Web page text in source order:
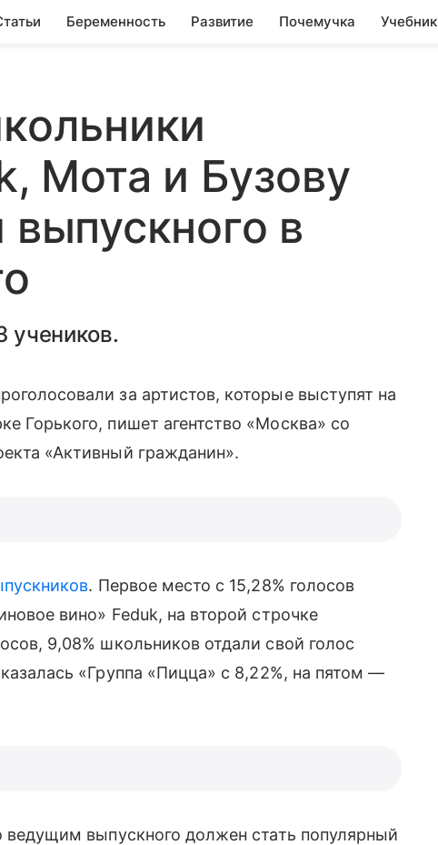
Беременность Развитие Почемучка Учебник
Мота и Бузову
в
учеников.
за артистов, которые выступят на
Горького, пишет агентство «Москва» со
«Активный гражданин».
. Первое место с 15,28% голосов
вино» Feduk, на второй строчке
9,08% школьников отдали свой голос
«Группа «Пицца» с 8,22%, на пятом —
выпускного должен стать популярный